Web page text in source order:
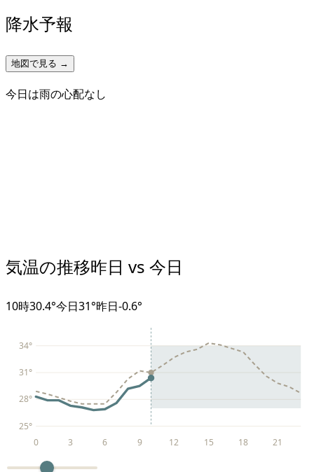
降水予報
地図で見る →
今日は雨の心配なし
気温の推移昨日 vs 今日
10時30.4°今日31°昨日-0.6°
25°
28°
31°
34°
0 3 6 9 12 15 18 21